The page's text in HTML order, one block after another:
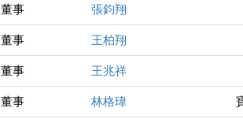
董事
張鈞翔
董事
王柏翔
董事
王兆祥
董事
林格瑋